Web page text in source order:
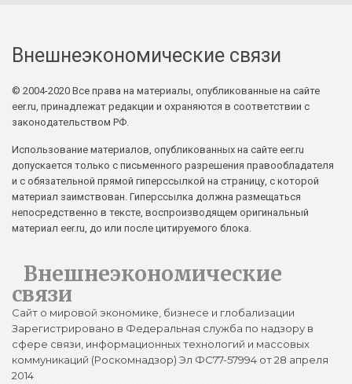
Внешнеэкономические связи
© 2004-2020 Все права на материалы, опубликованные на сайте
eer.ru, принадлежат редакции и охраняются в соответствии с
законодательством РФ.
Использование материалов, опубликованных на сайте eer.ru
допускается только с письменного разрешения правообладателя
и с обязательной прямой гиперссылкой на страницу, с которой
материал заимствован. Гиперссылка должна размещаться
непосредственно в тексте, воспроизводящем оригинальный
материал eer.ru, до или после цитируемого блока.
Внешнеэкономические
связи
Сайт о мировой экономике, бизнесе и глобализации
Зарегистрировано в Федеральная служба по надзору в
сфере связи, информационных технологий и массовых
коммуникаций (Роскомнадзор) Эл ФС77-57994 от 28 апреля
2014